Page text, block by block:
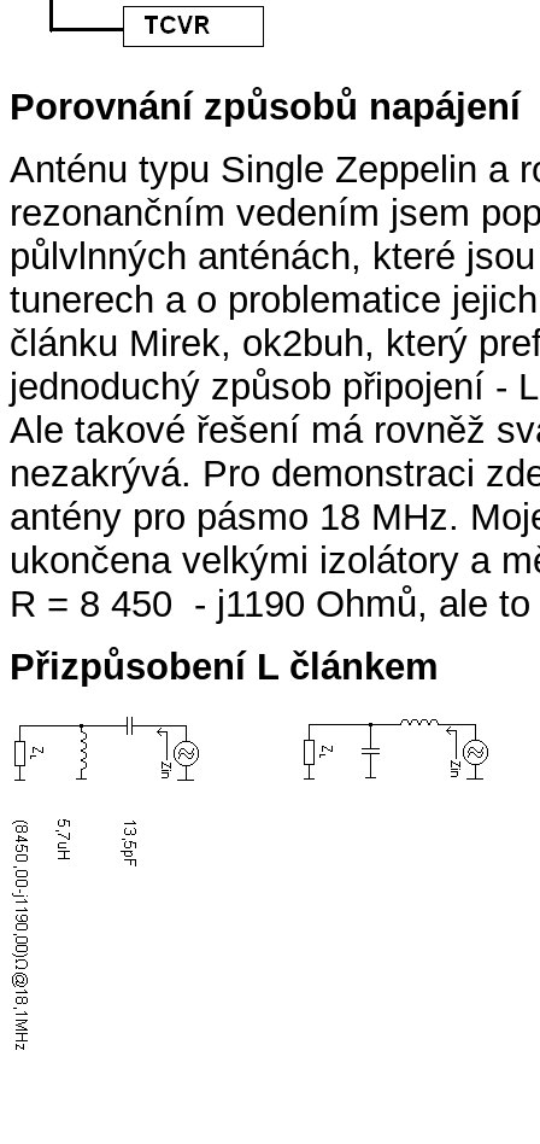
Porovnání způsobů napájení
Anténu typu Single Zeppelin a
rezonančním vedením jsem
půlvlnných anténách, které
tunerech a o problematice
článku Mirek, ok2buh, který
jednoduchý způsob připojení -
Ale takové řešení má rovněž
nezakrývá. Pro demonstraci
antény pro pásmo 18 MHz.
ukončena velkými izolátory a
R = 8 450 - j1190 Ohmů, ale
Přizpůsobení L článkem